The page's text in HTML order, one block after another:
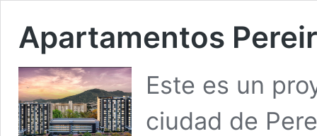
Apartamentos
Este es un
ciudad de